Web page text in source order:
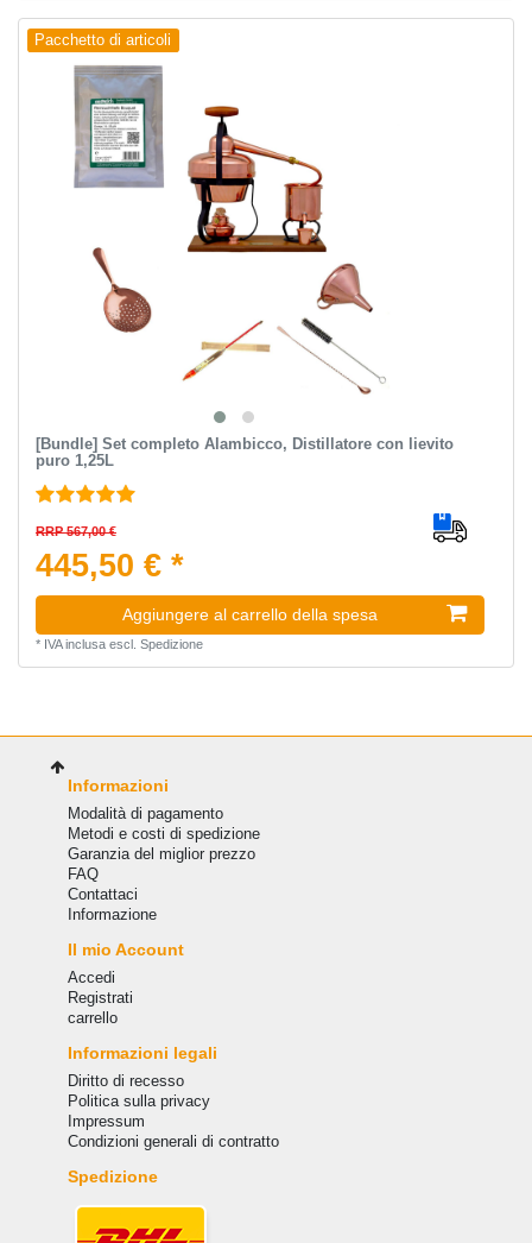
Pacchetto di articoli
[Bundle] Set completo Alambicco, Distillatore con lievito
puro 1,25L
RRP 567,00 €
445,50 € *
Aggiungere al carrello della spesa
* IVA inclusaescl. Spedizione
Informazioni
Modalità di pagamento
Metodi e costi di spedizione
Garanzia del miglior prezzo
FAQ
Сontattaci
Informazione
Il mio Account
Accedi
Registrati
carrello
Informazioni legali
Diritto di recesso
Politica sulla privacy
Impressum
Condizioni generali di contratto
Spedizione